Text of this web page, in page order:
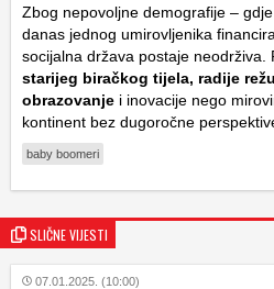
Zbog nepovoljne demografije –
danas jednog umirovljenika
socijalna država postaje neodrživa.
starijeg biračkog tijela, radije
obrazovanje i inovacije nego
kontinent bez dugoročne
baby boomeri
SLIČNE VIJESTI
07.01.2025. (10:00)